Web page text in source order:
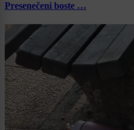
Presenečeni boste …